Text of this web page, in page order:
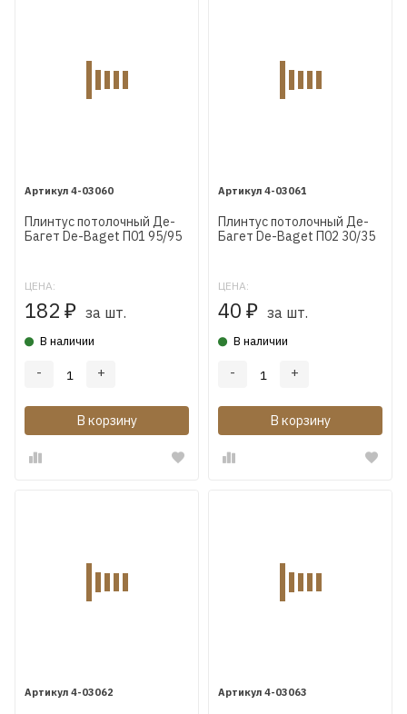
4-03060
Плинтус потолочный Де-
Багет De-Baget П01 95/95
ЦЕНА:
182 ₽ за шт.
В наличии
- +
В корзину
4-03061
Плинтус потолочный Де-
Багет De-Baget П02 30/35
ЦЕНА:
40 ₽ за шт.
В наличии
- +
В корзину
4-03062 4-03063